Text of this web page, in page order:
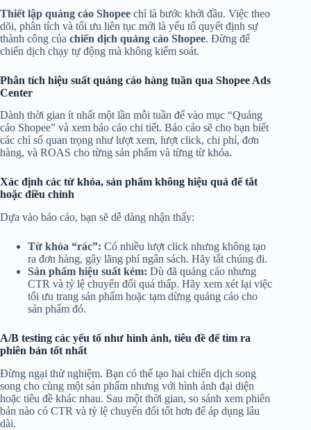
Thiết lập quảng cáo Shopee chỉ là bước khởi đầu. Việc theo
dõi, phân tích và tối ưu liên tục mới là yếu tố quyết định sự
thành công của chiến dịch quảng cáo Shopee. Đừng để
chiến dịch chạy tự động mà không kiểm soát.
Phân tích hiệu suất quảng cáo hàng tuần qua Shopee Ads
Center
Dành thời gian ít nhất một lần mỗi tuần để vào mục “Quảng
cáo Shopee” và xem báo cáo chi tiết. Báo cáo sẽ cho bạn biết
các chỉ số quan trọng như lượt xem, lượt click, chi phí, đơn
hàng, và ROAS cho từng sản phẩm và từng từ khóa.
Xác định các từ khóa, sản phẩm không hiệu quả để tắt
hoặc điều chỉnh
Dựa vào báo cáo, bạn sẽ dễ dàng nhận thấy:
Từ khóa “rác”: Có nhiều lượt click nhưng không tạo
ra đơn hàng, gây lãng phí ngân sách. Hãy tắt chúng đi.
Sản phẩm hiệu suất kém: Dù đã quảng cáo nhưng
CTR và tỷ lệ chuyển đổi quá thấp. Hãy xem xét lại việc
tối ưu trang sản phẩm hoặc tạm dừng quảng cáo cho
sản phẩm đó.
A/B testing các yếu tố như hình ảnh, tiêu đề để tìm ra
phiên bản tốt nhất
Đừng ngại thử nghiệm. Bạn có thể tạo hai chiến dịch song
song cho cùng một sản phẩm nhưng với hình ảnh đại diện
hoặc tiêu đề khác nhau. Sau một thời gian, so sánh xem phiên
bản nào có CTR và tỷ lệ chuyển đổi tốt hơn để áp dụng lâu
dài.